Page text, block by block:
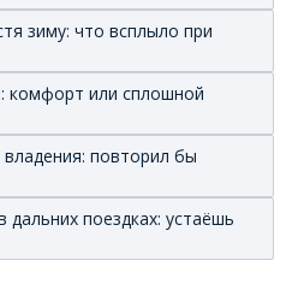
зиму: что всплыло при
комфорт или сплошной
владения: повторил бы
дальних поездках: устаёшь